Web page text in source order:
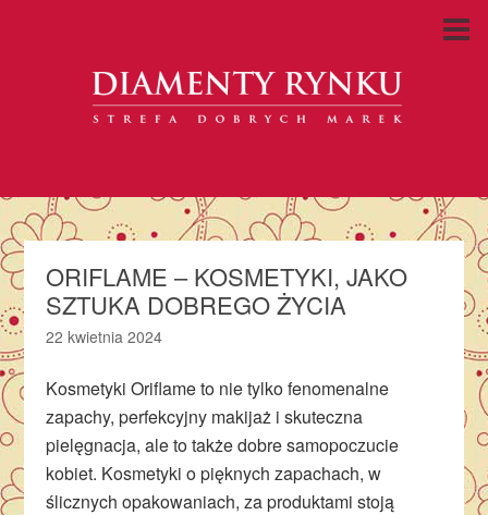
ORIFLAME – KOSMETYKI, JAKO
SZTUKA DOBREGO ŻYCIA
22 kwietnia 2024
Kosmetyki Oriflame to nie tylko fenomenalne
zapachy, perfekcyjny makijaż i skuteczna
pielęgnacja, ale to także dobre samopoczucie
kobiet. Kosmetyki o pięknych zapachach, w
ślicznych opakowaniach, za produktami stoją